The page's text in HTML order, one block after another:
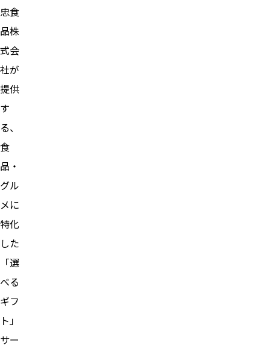
忠食
品株
式会
社が
提供
す
る、
食
品・
グル
メに
特化
した
「選
べる
ギフ
ト」
サー